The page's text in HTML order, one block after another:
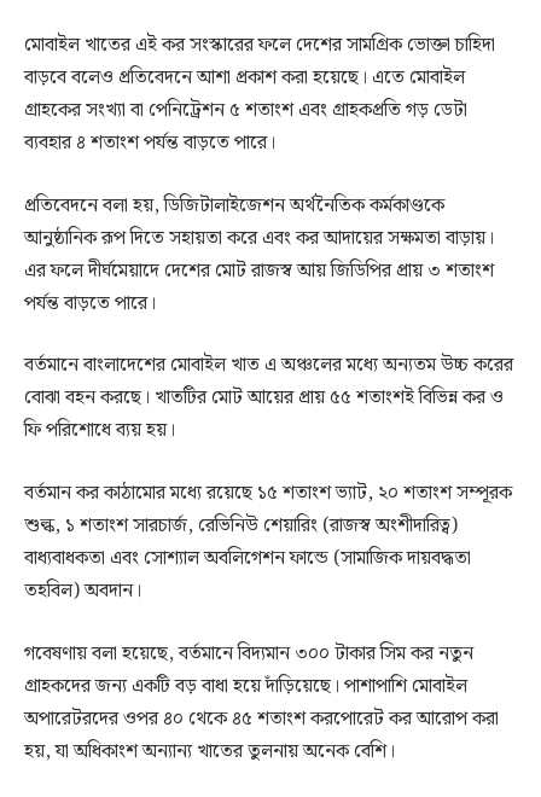
মোবাইল খাতের এই কর সংস্কারের ফলে দেশের সামগ্রিক ভোক্তা চাহিদা
বাড়বে বলেও প্রতিবেদনে আশা প্রকাশ করা হয়েছে। এতে মোবাইল
গ্রাহকের সংখ্যা বা পেনিট্রেশন ৫ শতাংশ এবং গ্রাহকপ্রতি গড় ডেটা
ব্যবহার ৪ শতাংশ পর্যন্ত বাড়তে পারে।
প্রতিবেদনে বলা হয়, ডিজিটালাইজেশন অর্থনৈতিক কর্মকাণ্ডকে
আনুষ্ঠানিক রূপ দিতে সহায়তা করে এবং কর আদায়ের সক্ষমতা বাড়ায়।
এর ফলে দীর্ঘমেয়াদে দেশের মোট রাজস্ব আয় জিডিপির প্রায় ৩ শতাংশ
পর্যন্ত বাড়তে পারে।
বর্তমানে বাংলাদেশের মোবাইল খাত এ অঞ্চলের মধ্যে অন্যতম উচ্চ করের
বোঝা বহন করছে। খাতটির মোট আয়ের প্রায় ৫৫ শতাংশই বিভিন্ন কর ও
ফি পরিশোধে ব্যয় হয়।
বর্তমান কর কাঠামোর মধ্যে রয়েছে ১৫ শতাংশ ভ্যাট, ২০ শতাংশ সম্পূরক
শুল্ক, ১ শতাংশ সারচার্জ, রেভিনিউ শেয়ারিং (রাজস্ব অংশীদারিত্ব)
বাধ্যবাধকতা এবং সোশ্যাল অবলিগেশন ফান্ডে (সামাজিক দায়বদ্ধতা
তহবিল) অবদান।
গবেষণায় বলা হয়েছে, বর্তমানে বিদ্যমান ৩০০ টাকার সিম কর নতুন
গ্রাহকদের জন্য একটি বড় বাধা হয়ে দাঁড়িয়েছে। পাশাপাশি মোবাইল
অপারেটরদের ওপর ৪০ থেকে ৪৫ শতাংশ করপোরেট কর আরোপ করা
হয়, যা অধিকাংশ অন্যান্য খাতের তুলনায় অনেক বেশি।